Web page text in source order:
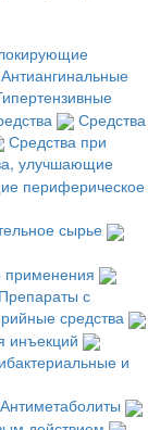
Антиангинальные
Средства
Средства при
улучшающие
периферическое
сырье
применения
Препараты с
средства
инъекций
и
Антиметаболиты